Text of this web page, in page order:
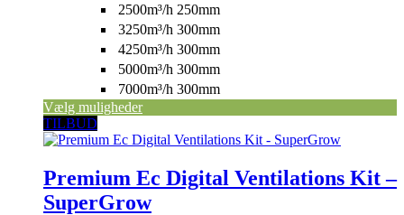
2500m³/h 250mm
3250m³/h 300mm
4250m³/h 300mm
5000m³/h 300mm
7000m³/h 300mm
Vælg muligheder
TILBUD
Premium Ec Digital Ventilations Kit –
SuperGrow
Dette
vare
flere
varianter.
Mulighederne